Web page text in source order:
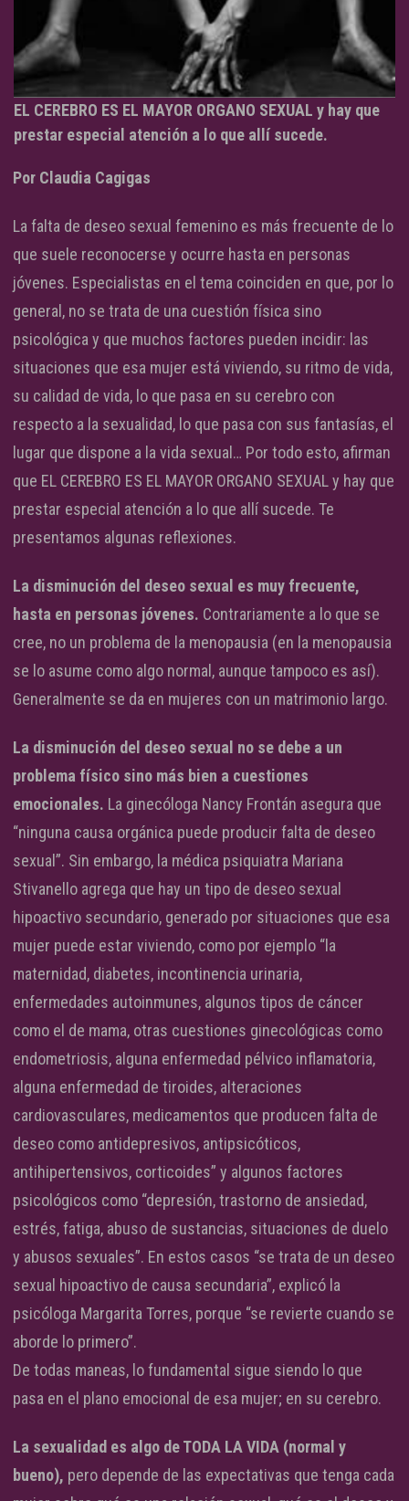
EL CEREBRO ES EL MAYOR ORGANO SEXUAL y hay que
prestar especial atención a lo que allí sucede.
Por Claudia Cagigas
La falta de deseo sexual femenino es más frecuente de lo
que suele reconocerse y ocurre hasta en personas
jóvenes. Especialistas en el tema coinciden en que, por lo
general, no se trata de una cuestión física sino
psicológica y que muchos factores pueden incidir: las
situaciones que esa mujer está viviendo, su ritmo de vida,
su calidad de vida, lo que pasa en su cerebro con
respecto a la sexualidad, lo que pasa con sus fantasías, el
lugar que dispone a la vida sexual… Por todo esto, afirman
que EL CEREBRO ES EL MAYOR ORGANO SEXUAL y hay que
prestar especial atención a lo que allí sucede. Te
presentamos algunas reflexiones.
La disminución del deseo sexual es muy frecuente,
hasta en personas jóvenes. Contrariamente a lo que se
cree, no un problema de la menopausia (en la menopausia
se lo asume como algo normal, aunque tampoco es así).
Generalmente se da en mujeres con un matrimonio largo.
La disminución del deseo sexual no se debe a un
problema físico sino más bien a cuestiones
emocionales. La ginecóloga Nancy Frontán asegura que
“ninguna causa orgánica puede producir falta de deseo
sexual”. Sin embargo, la médica psiquiatra Mariana
Stivanello agrega que hay un tipo de deseo sexual
hipoactivo secundario, generado por situaciones que esa
mujer puede estar viviendo, como por ejemplo “la
maternidad, diabetes, incontinencia urinaria,
enfermedades autoinmunes, algunos tipos de cáncer
como el de mama, otras cuestiones ginecológicas como
endometriosis, alguna enfermedad pélvico inflamatoria,
alguna enfermedad de tiroides, alteraciones
cardiovasculares, medicamentos que producen falta de
deseo como antidepresivos, antipsicóticos,
antihipertensivos, corticoides” y algunos factores
psicológicos como “depresión, trastorno de ansiedad,
estrés, fatiga, abuso de sustancias, situaciones de duelo
y abusos sexuales”. En estos casos “se trata de un deseo
sexual hipoactivo de causa secundaria”, explicó la
psicóloga Margarita Torres, porque “se revierte cuando se
aborde lo primero”.
De todas maneas, lo fundamental sigue siendo lo que
pasa en el plano emocional de esa mujer; en su cerebro.
La sexualidad es algo de TODA LA VIDA (normal y
bueno), pero depende de las expectativas que tenga cada